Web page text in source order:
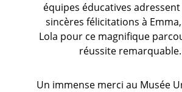
équipes éducatives
sincères félicitations à
Lola pour ce magnifique
réussite
Un immense merci au Musée